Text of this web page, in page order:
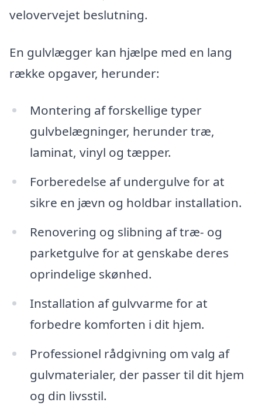
velovervejet beslutning.
En gulvlægger kan hjælpe med en lang
række opgaver, herunder:
Montering af forskellige typer
gulvbelægninger, herunder træ,
laminat, vinyl og tæpper.
Forberedelse af undergulve for at
sikre en jævn og holdbar installation.
Renovering og slibning af træ- og
parketgulve for at genskabe deres
oprindelige skønhed.
Installation af gulvvarme for at
forbedre komforten i dit hjem.
Professionel rådgivning om valg af
gulvmaterialer, der passer til dit hjem
og din livsstil.